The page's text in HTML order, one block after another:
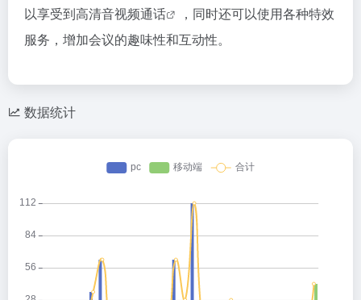
以享受到高清音视频通话
，同时还可以使用各种特效
服务，增加会议的趣味性和互动性。
数据统计